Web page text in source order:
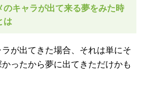
のキャラが出て来る夢をみた時
は
が出てきた場合、それは単にそ
ったから夢に出てきただけかも